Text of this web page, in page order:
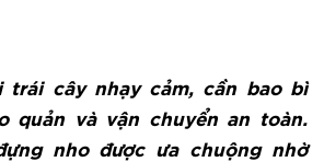
trái cây nhạy cảm, cần bao bì
quản và vận chuyển an toàn.
nho được ưa chuộng nhờ